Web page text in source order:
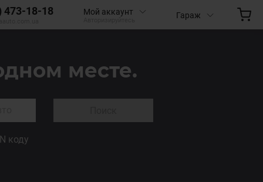
473-18-18 Мой аккаунт Гараж
месте.
коду